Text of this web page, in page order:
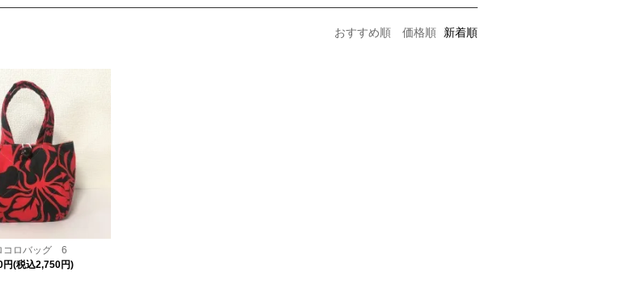
おすすめ順 価格順 新着順
コロバッグ 6
円(税込2,750円)